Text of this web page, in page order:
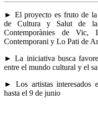
► El proyecto es fruto de la
de Cultura y Salut de la
Contemporànies de
Contemporani y Lo Pati de
► La iniciativa busca
entre el mundo cultural y el
► Los artistas interesados
hasta el 9 de junio